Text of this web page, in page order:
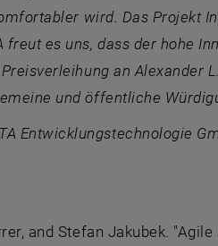
wird. Das Projekt
freut es uns, dass der hohe
an Alexander
und öffentliche
Entwicklungstechnologie
and Stefan Jakubek.